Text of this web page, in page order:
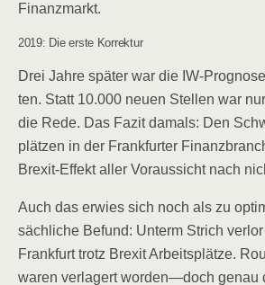
Finanzmarkt.
2019: Die ers­te Korrektur
Drei Jah­re spä­ter war die IW-
ten. Statt 10.000 neu­en Stel­len war
die Rede. Das Fazit damals: Den
plät­zen in der Frank­fur­ter
Brexit-Effekt aller Vor­aus­sicht nach
Auch das erwies sich noch als zu
säch­li­che Befund: Unterm Strich
Frank­furt trotz Brexit Arbeits­plät­ze.
waren ver­la­gert worden—doch genau